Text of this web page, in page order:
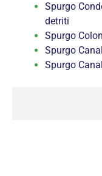
Spurgo
detriti
Spurgo
Spurgo
Spurgo